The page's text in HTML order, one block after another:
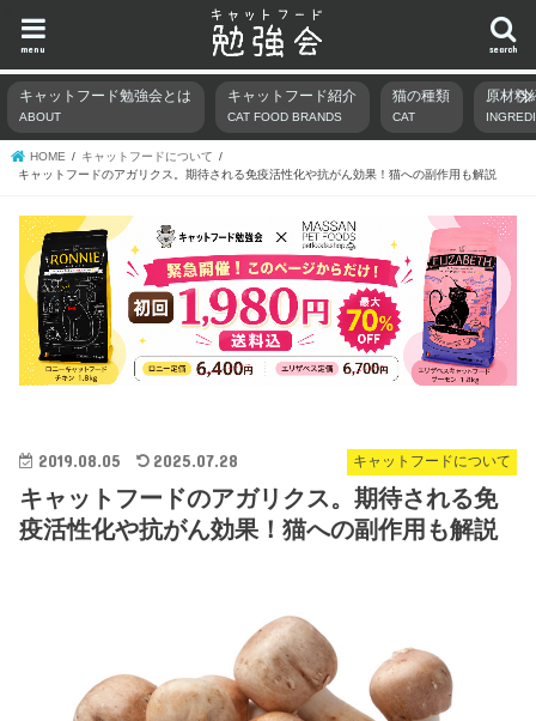
search
menu
キャットフード勉強会とは
ABOUT
キャットフード紹介
CAT FOOD BRANDS
猫の種類
CAT
原材料
HOME
キャットフードについて
キャットフードのアガリクス。期待される免疫活性化や抗がん効果！猫への副作用も解説
キャットフードについて
2019.08.05 2025.07.28
キャットフードのアガリクス。期待される免
疫活性化や抗がん効果！猫への副作用も解説